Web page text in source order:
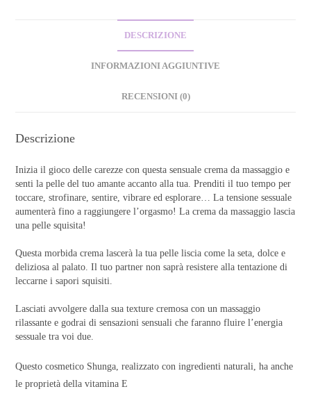
DESCRIZIONE
INFORMAZIONI AGGIUNTIVE
RECENSIONI (0)
Descrizione
Inizia il gioco delle carezze con questa sensuale crema da massaggio e
senti la pelle del tuo amante accanto alla tua. Prenditi il tuo tempo per
toccare, strofinare, sentire, vibrare ed esplorare… La tensione sessuale
aumenterà fino a raggiungere l’orgasmo! La crema da massaggio lascia
una pelle squisita!
Questa morbida crema lascerà la tua pelle liscia come la seta, dolce e
deliziosa al palato. Il tuo partner non saprà resistere alla tentazione di
leccarne i sapori squisiti.
Lasciati avvolgere dalla sua texture cremosa con un massaggio
rilassante e godrai di sensazioni sensuali che faranno fluire l’energia
sessuale tra voi due.
Questo cosmetico Shunga, realizzato con ingredienti naturali, haanche
le proprietà della vitamina E